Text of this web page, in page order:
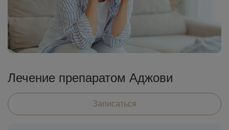
Диагностика
Лечение препаратом Аджови
Записаться